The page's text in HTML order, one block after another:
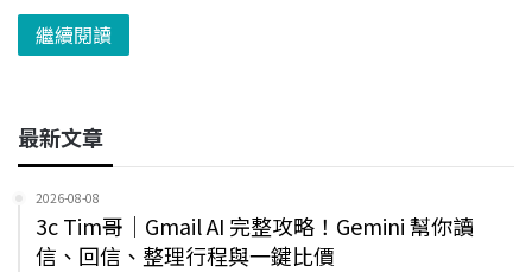
繼續閱讀
最新文章
2026-08-08
3c Tim哥｜Gmail AI 完整攻略！Gemini 幫你讀
信、回信、整理行程與一鍵比價